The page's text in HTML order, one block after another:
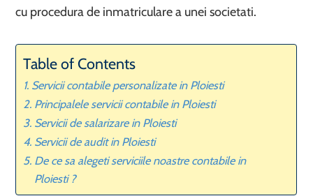
cu procedura de inmatriculare a unei societati.
Table of Contents
Servicii contabile personalizate in Ploiesti
Principalele servicii contabile in Ploiesti
Servicii de salarizare in Ploiesti
Servicii de audit in Ploiesti
De ce sa alegeti serviciile noastre contabile in
Ploiesti ?